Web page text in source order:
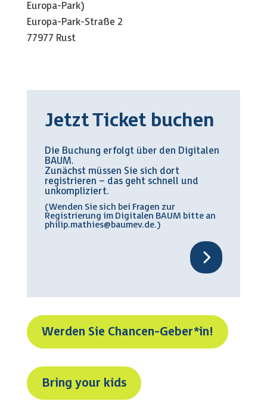
Europa-Park)
Europa-Park-Straße 2
77977 Rust
Jetzt Ticket buchen
Die Buchung erfolgt über den Digitalen
BAUM.
Zunächst müssen Sie sich dort
registrieren – das geht schnell und
unkompliziert.
(Wenden Sie sich bei Fragen zur
Registrierung im Digitalen BAUM bitte an
philip.mathies@baumev.de.)
Werden Sie Chancen-Geber*in!
Bring your kids